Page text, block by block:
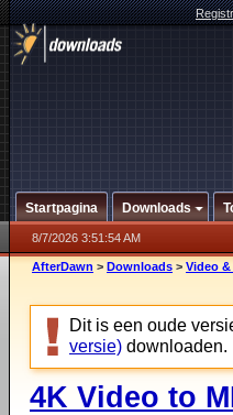
Startpagina Downloads
8/7/2026 3:51:54 AM
AfterDawn > Downloads > Video
Dit is een oude
versie) downloaden.
4K Video to